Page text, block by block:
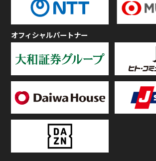
オフィシャルパートナー